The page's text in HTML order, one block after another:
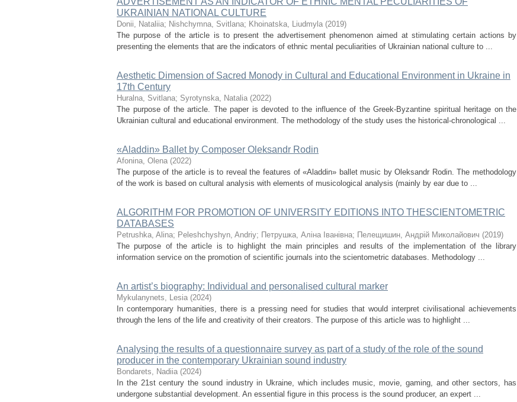
UKRAINIAN NATIONAL CULTURE
Donii, Nataliia; Nishchymna, Svitlana; Khoinatska, Liudmyla (2019)
The purpose of the article is to present the advertisement phenomenon aimed at stimulating certain actions by
presenting the elements that are the indicators of ethnic mental peculiarities of Ukrainian national culture to ...
Aesthetic Dimension of Sacred Monody in Cultural and Educational Environment in Ukraine in
17th Century
Huralna, Svitlana; Syrotynska, Natalia (2022)
The purpose of the article. The paper is devoted to the influence of the Greek-Byzantine spiritual heritage on the
Ukrainian cultural and educational environment. The methodology of the study uses the historical-chronological ...
«Aladdin» Ballet by Composer Оleksandr Rodin
Afonina, Olena (2022)
The purpose of the article is to reveal the features of «Aladdin» ballet music by Oleksandr Rodin. The methodology
of the work is based on cultural analysis with elements of musicological analysis (mainly by ear due to ...
ALGORITHM FOR PROMOTION OF UNIVERSITY EDITIONS INTO THESCIENTOMETRIC
DATABASES
Petrushka, Alina; Peleshchyshyn, Andriy; Петрушка, Аліна Іванівна; Пелещишин, Андрій Миколайович (2019)
The purpose of the article is to highlight the main principles and results of the implementation of the library
information service on the promotion of scientific journals into the scientometric databases. Methodology ...
An artist’s biography: Individual and personalised cultural marker
Mykulanynets, Lesia (2024)
In contemporary humanities, there is a pressing need for studies that would interpret civilisational achievements
through the lens of the life and creativity of their creators. The purpose of this article was to highlight ...
Analysing the results of a questionnaire survey as part of a study of the role of the sound
producer in the contemporary Ukrainian sound industry
Bondarets, Nadiia (2024)
In the 21st century the sound industry in Ukraine, which includes music, movie, gaming, and other sectors, has
undergone substantial development. An essential figure in this process is the sound producer, an expert ...